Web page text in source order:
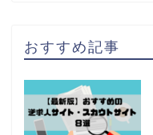
おすすめ記事